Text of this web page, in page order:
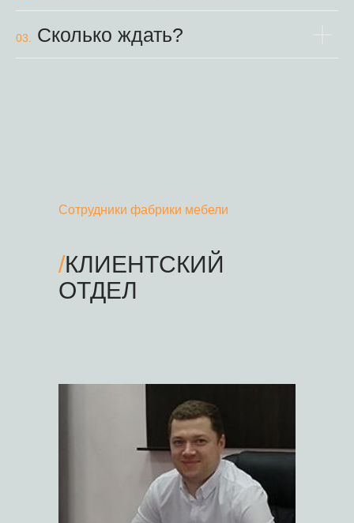
03. Сколько ждать?
/КЛИЕНТСКИЙ
ОТДЕЛ
Сотрудники фабрики мебели